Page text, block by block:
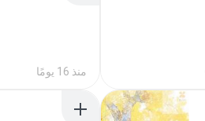
منذ 16 يومًا